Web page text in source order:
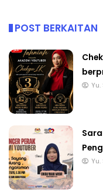
POST BERKAITAN
Yu.
Yu.